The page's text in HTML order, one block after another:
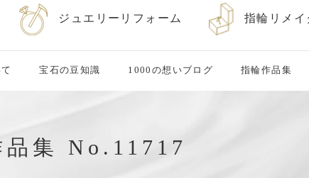
ジュエリーリフォーム 指輪リメイ
宝石の豆知識 1000の想いブログ 指輪作品集
品集 No.11717